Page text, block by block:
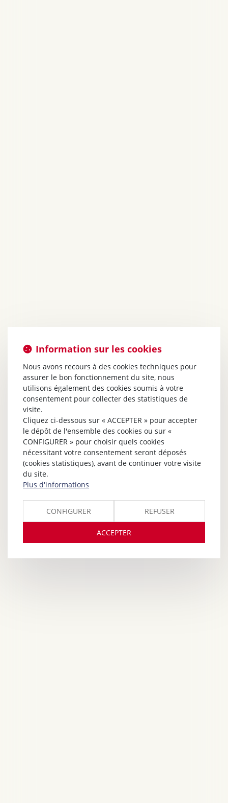
Information sur les cookies
Nous avons recours à des cookies techniques pour
assurer le bon fonctionnement du site, nous
utilisons également des cookies soumis à votre
consentement pour collecter des statistiques de
visite.
Cliquez ci-dessous sur « ACCEPTER » pour accepter
le dépôt de l'ensemble des cookies ou sur «
CONFIGURER » pour choisir quels cookies
nécessitant votre consentement seront déposés
(cookies statistiques), avant de continuer votre visite
du site.
Plus d'informations
CONFIGURER REFUSER
ACCEPTER